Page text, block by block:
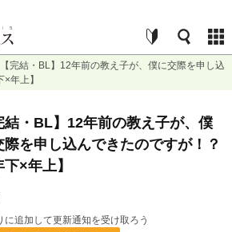
【完結・BL】12年前の教え子が、僕に交際を申し込
年上】
結・BL】12年前の教え子が、僕
際を申し込んできたのですが！？
下×年上】
に追加して更新通知を受け取ろう